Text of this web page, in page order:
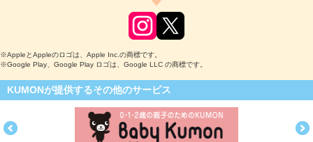
※AppleとAppleのロゴは、Apple Inc.の商標です。
※Google Play、Google Play ロゴは、Google LLC の商標です。
KUMONが提供するその他のサービス